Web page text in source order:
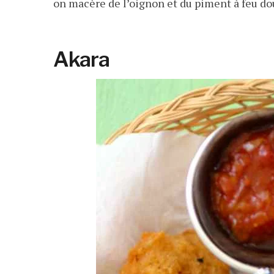
on macère de l’oignon et du piment à feu
Akara